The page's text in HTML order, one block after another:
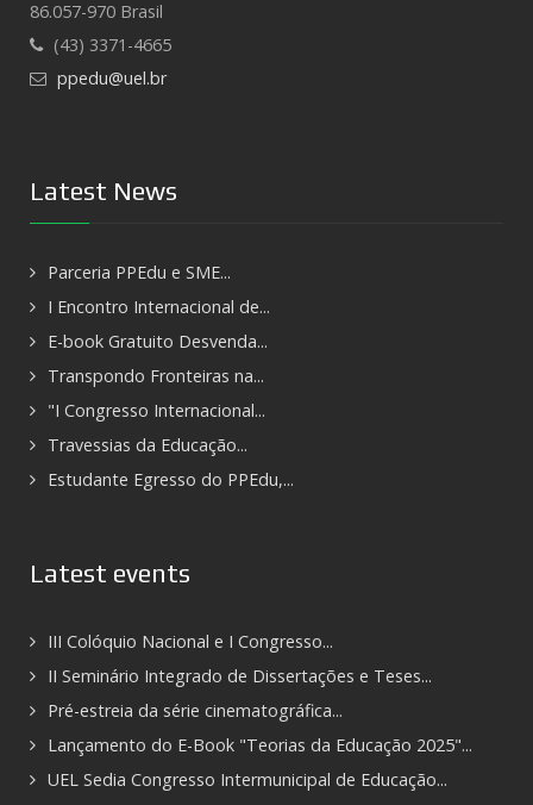
86.057-970 Brasil
(43) 3371-4665
ppedu@uel.br
Latest News
Parceria PPEdu e SME...
I Encontro Internacional de...
E-book Gratuito Desvenda...
Transpondo Fronteiras na...
"I Congresso Internacional...
Travessias da Educação...
Estudante Egresso do PPEdu,...
Latest events
III Colóquio Nacional e I Congresso...
II Seminário Integrado de Dissertações e Teses...
Pré-estreia da série cinematográfica...
Lançamento do E-Book "Teorias da Educação 2025"...
UEL Sedia Congresso Intermunicipal de Educação...